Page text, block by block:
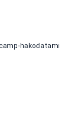
hakodatami